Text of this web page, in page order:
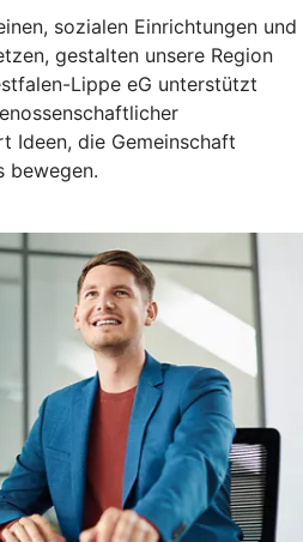
sozialen Einrichtungen und
gestalten unsere Region
Lippe eG unterstützt
Ideen, die Gemeinschaft
bewegen.